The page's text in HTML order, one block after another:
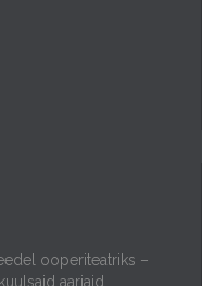
ooperiteatriks –
aariaid